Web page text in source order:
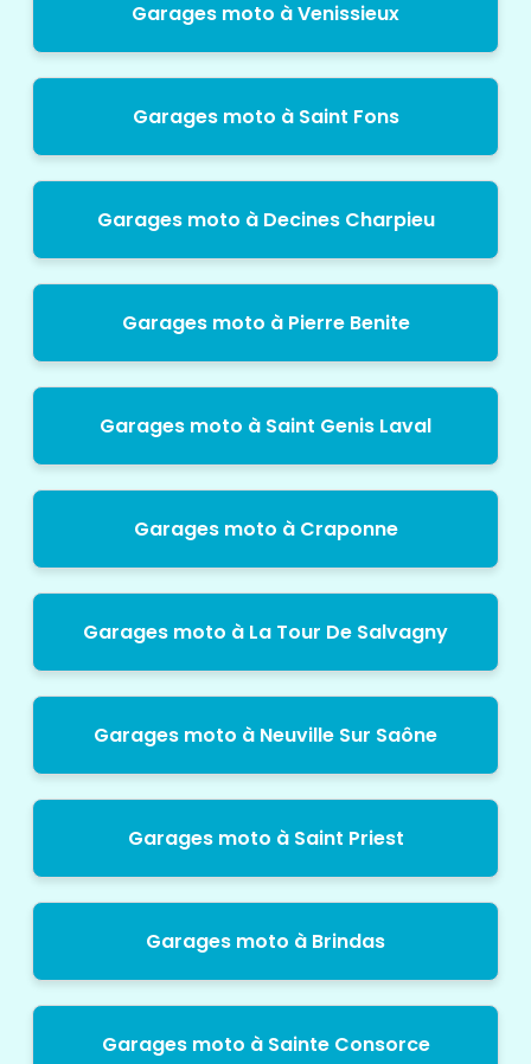
Garages moto à Venissieux
Garages moto à Saint Fons
Garages moto à Decines Charpieu
Garages moto à Pierre Benite
Garages moto à Saint Genis Laval
Garages moto à Craponne
Garages moto à La Tour De Salvagny
Garages moto à Neuville Sur Saône
Garages moto à Saint Priest
Garages moto à Brindas
Garages moto à Sainte Consorce